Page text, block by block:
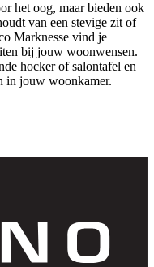
het oog, maar bieden ook
van een stevige zit of
Marknesse vind je
bij jouw woonwensen.
hocker of salontafel en
in jouw woonkamer.